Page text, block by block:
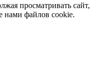
просматривать сайт,
нами файлов cookie.